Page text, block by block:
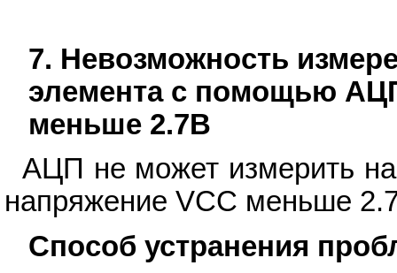
7. Невозможность
элемента с помощью
меньше 2.7В
АЦП не может измерить
напряжение VCC меньше
Способ устранения